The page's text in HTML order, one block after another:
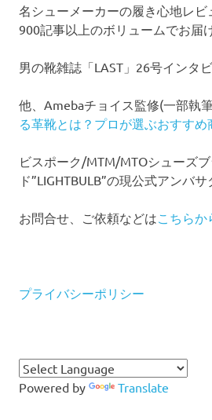
名シューメーカーの履き心地レビ
900記事以上のボリュームでお届
男の靴雑誌「LAST」26号インタビ
他、Amebaチョイス監修(一部執
る革靴とは？プロが選ぶおすすめ
ビスポーク/MTM/MTOシューズ
ド”LIGHTBULB”の現公式アンバサ
お問合せ、ご依頼などは こちらか
プライバシーポリシー
Powered by Translate